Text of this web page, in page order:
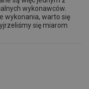
wykonawców.
wykonania, warto się
się miarom